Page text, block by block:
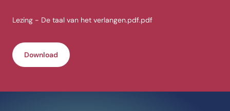
Lezing - De taal van het verlangen.pdf.pdf
Download